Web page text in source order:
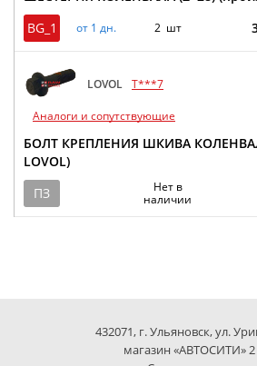
BG_1
от 1 дн. 2 шт
LOVOL T***7
Аналоги и сопутствующие
БОЛТ КРЕПЛЕНИЯ ШКИВА
LOVOL)
ПЗ
Нет в
наличии
432071, г. Ульяновск, ул.
магазин «АВТОСИТИ» 2